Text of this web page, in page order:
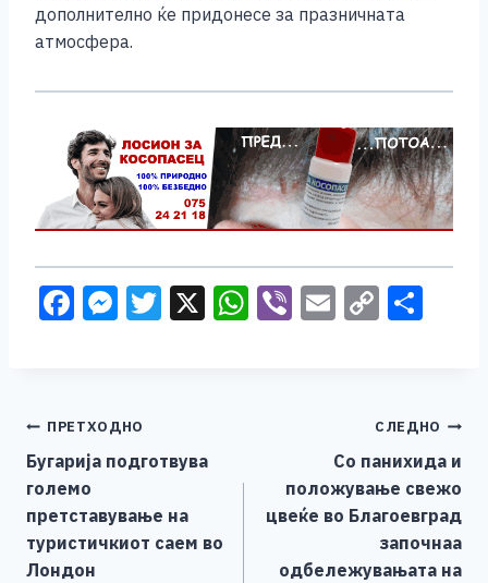
дополнително ќе придонесе за празничната
атмосфера.
F
b
o
o
k
M
n
g
er
T X W
p
Vi E C
Li
n
k
Навигација
на
напис
ПРЕТХОДНО
Бугарија подготвува
големо
претставување на
туристичкиот саем во
Лондон
СЛЕДНО
Со панихида и
положување свежо
цвеќе во Благоевград
започнаа
одбележувањата на